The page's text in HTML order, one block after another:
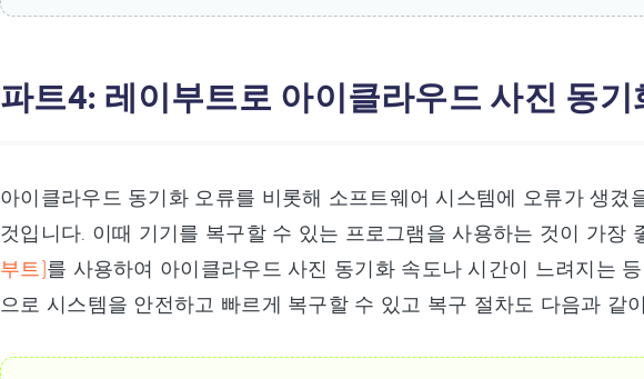
파트4: 레이부트로 아이클라우드 사진 동
아이클라우드 동기화 오류를 비롯해 소프트웨어 시스템에 오류가 생
것입니다. 이때 기기를 복구할 수 있는 프로그램을 사용하는 것이 가장
부트)를 사용하여 아이클라우드 사진 동기화 속도나 시간이 느려지는
으로 시스템을 안전하고 빠르게 복구할 수 있고 복구 절차도 다음과 같